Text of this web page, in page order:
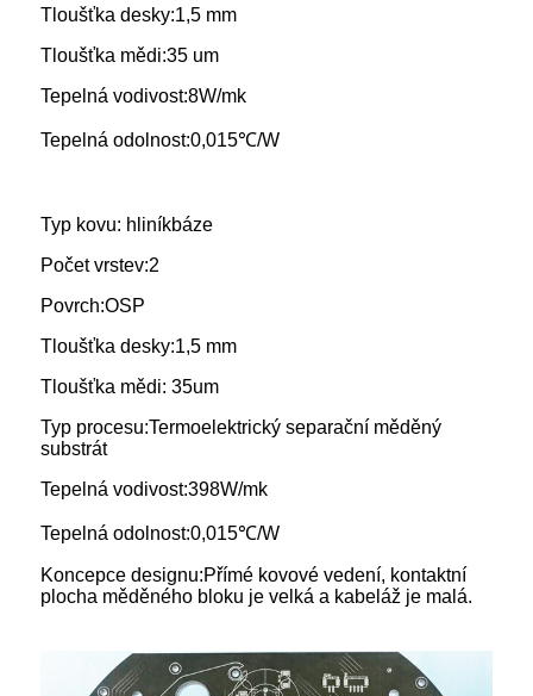
Tloušťka desky:1,5 mm
Tloušťka mědi:35 um
Tepelná vodivost:8W/mk
Tepelná odolnost:0,015℃/W
Typ kovu: hliníkbáze
Počet vrstev:2
Povrch:OSP
Tloušťka desky:1,5 mm
Tloušťka mědi: 35um
Typ procesu:Termoelektrický separační měděný
substrát
Tepelná vodivost:398W/mk
Tepelná odolnost:0,015℃/W
Koncepce designu:Přímé kovové vedení, kontaktní
plocha měděného bloku je velká a kabeláž je malá.